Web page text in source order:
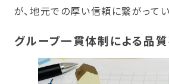
が、地元での厚い信頼に繋がってい
グループ一貫体制による品